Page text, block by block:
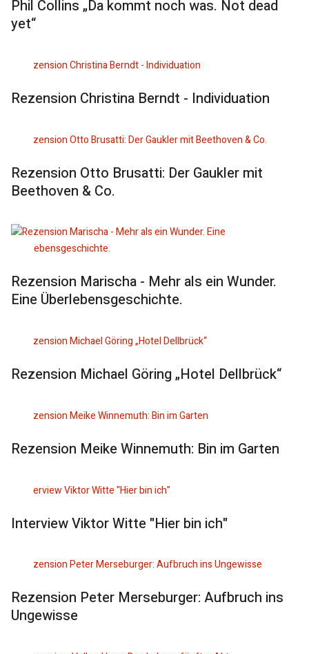
Phil Collins „Da kommt noch was. Not dead
yet“
Rezension Christina Berndt - Individuation
Rezension Otto Brusatti: Der Gaukler mit
Beethoven & Co.
Rezension Marischa - Mehr als ein Wunder.
Eine Überlebensgeschichte.
Rezension Michael Göring „Hotel Dellbrück“
Rezension Meike Winnemuth: Bin im Garten
Interview Viktor Witte "Hier bin ich"
Rezension Peter Merseburger: Aufbruch ins
Ungewisse